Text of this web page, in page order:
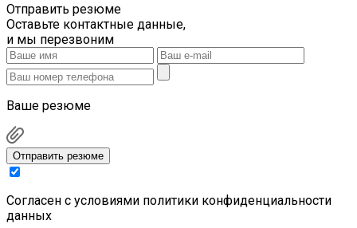
Отправить резюме
Оставьте контактные данные,
и мы перезвоним
Ваше резюме
Отправить резюме
Cогласен с условиями политики конфиденциальности
данных